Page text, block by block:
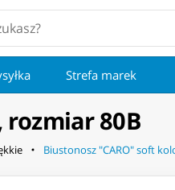
Strefa marek
rozmiar 80B
Biustonosz "CARO" soft